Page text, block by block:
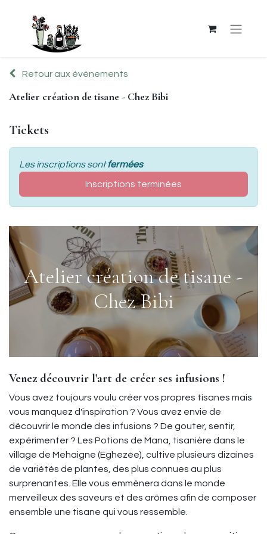
Retour aux événements
Atelier création de tisane - Chez Bibi
Tickets
Les inscriptions sontfermées
Inscriptions terminées
Atelier création de tisane -
Chez Bibi
Venez découvrir l'art de créer ses infusions !
Vous avez toujours voulu créer vos propres tisanes mais
vous manquez d'inspiration ? Vous avez envie de
découvrir le monde des infusions ? De gouter, sentir,
expérimenter ? Les Potions de Mana, tisanière dans le
village de Mehaigne (Eghezée), cultive plusieurs dizaines
de variétés de plantes, des plus connues au plus
surprenantes. Elle vous emmènera dans le monde
merveilleux des saveurs et des arômes afin de composer
ensemble une tisane qui vous ressemble.